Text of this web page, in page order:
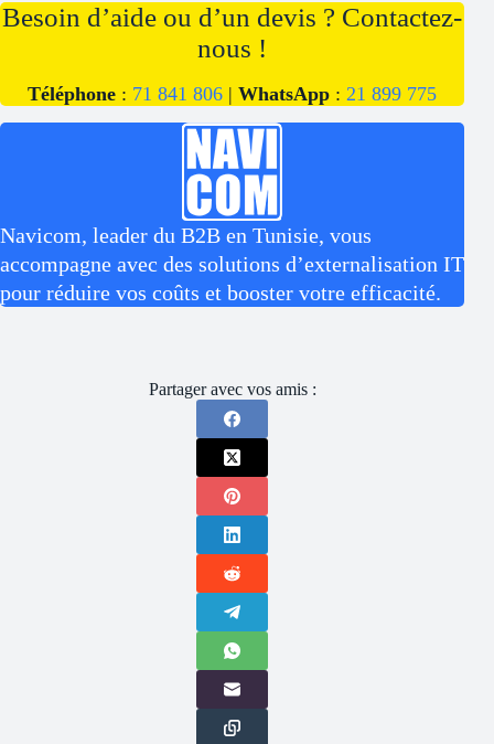
Besoin d’aide ou d’un devis ? Contactez-
nous !
Téléphone : 71 841 806 |WhatsApp :21 899 775
Navicom, leader du B2B en Tunisie, vous
accompagne avec des solutions d’externalisation IT
pour réduire vos coûts et booster votre efficacité.
Partager avec vos amis :